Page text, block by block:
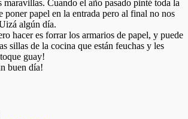
maravillas. Cuando el año pasado pinté toda la
poner papel en la entrada pero al final no nos
algún día.
hacer es forrar los armarios de papel, y puede
sillas de la cocina que están feuchas y les
guay!
buen día!